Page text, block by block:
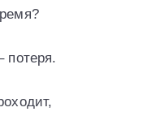
потеря.